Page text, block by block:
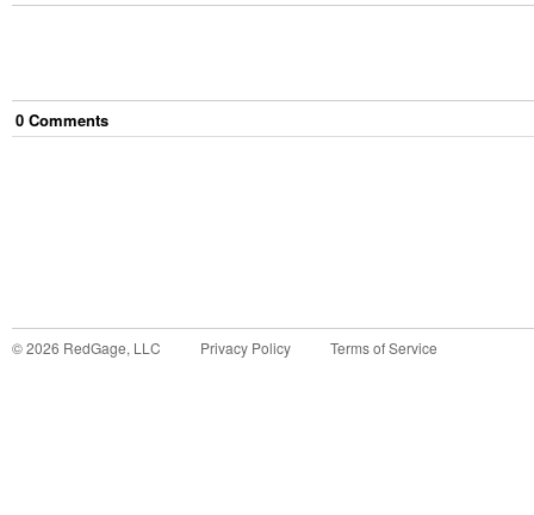
0 Comments
©2026 RedGage, LLC Privacy Policy Terms of Service